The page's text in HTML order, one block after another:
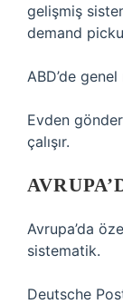
gelişmiş
demand
ABD’de
Evden
çalışır.
Avrupa’da
sistematik.
Deutsche